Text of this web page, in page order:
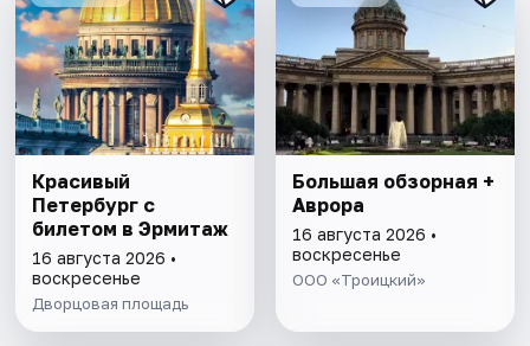
Красивый
Петербург с
билетом в Эрмитаж
16 августа 2026 •
воскресенье
Дворцовая площадь
Большая обзорная +
Аврора
16 августа 2026 •
воскресенье
ООО «Троицкий»